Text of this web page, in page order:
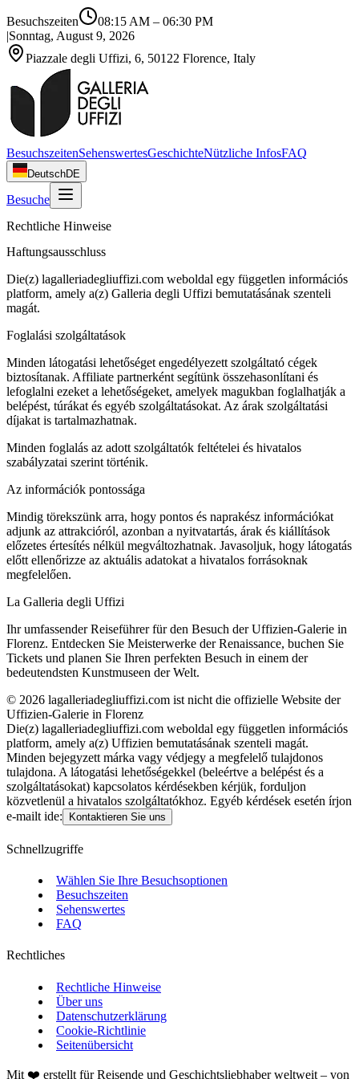
Besuchszeiten 08:15 AM – 06:30 PM
|Sonntag, August 9, 2026
Piazzale degli Uffizi, 6, 50122 Florence, Italy
BesuchszeitenSehenswertesGeschichteNützliche InfosFAQ
DeutschDE
Besuche
Rechtliche Hinweise
Haftungsausschluss
Die(z) lagalleriadegliuffizi.com weboldal egy független információs
platform, amely a(z) Galleria degli Uffizi bemutatásának szenteli
magát.
Foglalási szolgáltatások
Minden látogatási lehetőséget engedélyezett szolgáltató cégek
biztosítanak. Affiliate partnerként segítünk összehasonlítani és
lefoglalni ezeket a lehetőségeket, amelyek magukban foglalhatják a
belépést, túrákat és egyéb szolgáltatásokat. Az árak szolgáltatási
díjakat is tartalmazhatnak.
Minden foglalás az adott szolgáltatók feltételei és hivatalos
szabályzatai szerint történik.
Az információk pontossága
Mindig törekszünk arra, hogy pontos és naprakész információkat
adjunk az attrakcióról, azonban a nyitvatartás, árak és kiállítások
előzetes értesítés nélkül megváltozhatnak. Javasoljuk, hogy látogatás
előtt ellenőrizze az aktuális adatokat a hivatalos forrásoknak
megfelelően.
La Galleria degli Uffizi
Ihr umfassender Reiseführer für den Besuch der Uffizien-Galerie in
Florenz. Entdecken Sie Meisterwerke der Renaissance, buchen Sie
Tickets und planen Sie Ihren perfekten Besuch in einem der
bedeutendsten Kunstmuseen der Welt.
© 2026 lagalleriadegliuffizi.com ist nicht die offizielle Website der
Uffizien-Galerie in Florenz
Die(z) lagalleriadegliuffizi.com weboldal egy független információs
platform, amely a(z) Uffizien bemutatásának szenteli magát.
Minden bejegyzett márka vagy védjegy a megfelelő tulajdonos
tulajdona. A látogatási lehetőségekkel (beleértve a belépést és a
szolgáltatásokat) kapcsolatos kérdésekben kérjük, forduljon
közvetlenül a hivatalos szolgáltatókhoz. Egyéb kérdések esetén írjon
e-mailt ide:
Kontaktieren Sie uns
Schnellzugriffe
Wählen Sie Ihre Besuchsoptionen
Besuchszeiten
Sehenswertes
FAQ
Rechtliches
Rechtliche Hinweise
Über uns
Datenschutzerklärung
Cookie-Richtlinie
Seitenübersicht
Mit ❤️ erstellt für Reisende und Geschichtsliebhaber weltweit – von